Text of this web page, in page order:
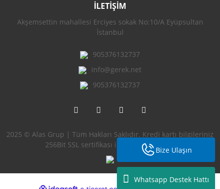
Whatsapp Destek Hattı
İLETİŞİM
Akşemsettin mahallesi Erciyes sokak No:10/A Eyüpsultan
İstanbul
905376132737
info@gerek.net
905376132737
2025 © Alas Grup | Tüm Hakları Saklıdır. Kredi kartı bilgileriniz
256Bit SSL sertifikası ile korunmaktadır.
Bize Ulaşın